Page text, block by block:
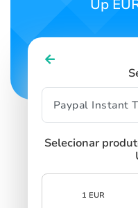
Up
Selecionar
1 EUR